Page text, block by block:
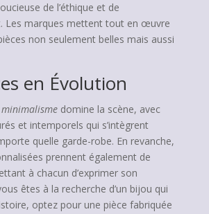
de l’éthique et de
Les marques mettent tout en œuvre
non seulement belles mais aussi
en Évolution
minimalismedomine la scène, avec
et intemporels qui s’intègrent
quelle garde-robe. En revanche,
prennent également de
à chacun d’exprimer son
êtes à la recherche d’un bijou qui
optez pour une pièce fabriquée